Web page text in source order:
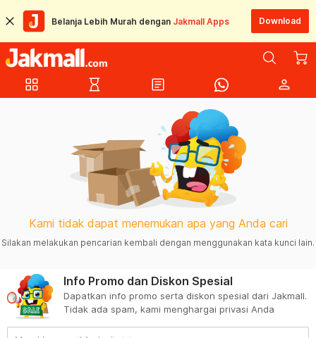
Belanja Lebih Murah dengan Jakmall Apps Download
grid_view hourglass_empty article person
Kami tidak dapat menemukan apa yang Anda cari
Silakan melakukan pencarian kembali dengan menggunakan kata kunci lain.
Info Promo dan Diskon Spesial
Dapatkan info promo serta diskon spesial dari Jakmall.
Tidak ada spam, kami menghargai privasi Anda